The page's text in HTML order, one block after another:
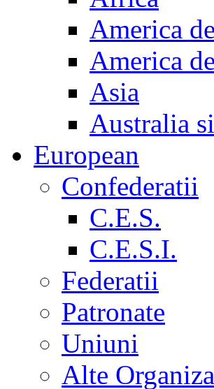
America
America
Asia
Australia
European
Confederatii
C.E.S.
C.E.S.I.
Federatii
Patronate
Uniuni
Alte